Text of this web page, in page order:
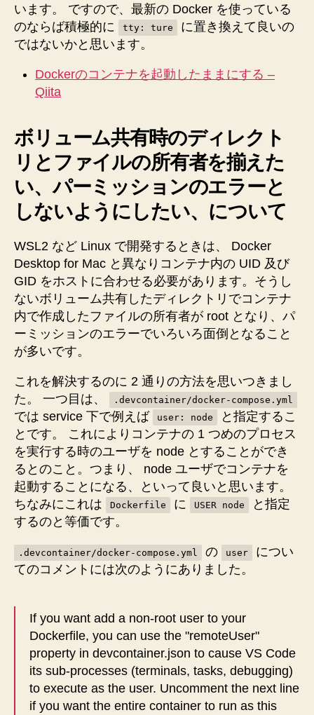
います。 ですので、最新の Docker を使っている
のならば積極的に
tty: ture
に置き換えて良いの
ではないかと思います。
Dockerのコンテナを起動したままにする –
Qiita
ボリューム共有時のディレクト
リとファイルの所有者を揃えた
い、パーミッションのエラーと
しないようにしたい、について
WSL2 など Linux で開発するときは、 Docker
Desktop for Mac と異なりコンテナ内の UID 及び
GID をホストに合わせる必要があります。そうし
ないボリューム共有したディレクトリでコンテナ
内で作成したファイルの所有者が root となり、パ
ーミッションのエラーでいろいろ面倒となること
が多いです。
これを解決するのに 2 通りの方法を思いつきまし
た。 一つ目は、
.devcontainer/docker-compose.yml
では service 下で例えば user: node
と指定するこ
とです。 これによりコンテナの 1 つめのプロセス
を実行する時のユーザを node とすることができ
るとのこと。つまり、 node ユーザでコンテナを
起動することになる、といって良いと思います。
ちなみにこれは
Dockerfile に USER node
と指定
するのと等価です。
.devcontainer/docker-compose.yml の user
につい
てのコメントには次のようにありました。
If you want add a non-root user to your
Dockerfile, you can use the "remoteUser"
property in devcontainer.json to cause VS Code
its sub-processes (terminals, tasks, debugging)
to execute as the user. Uncomment the next line
if you want the entire container to run as this